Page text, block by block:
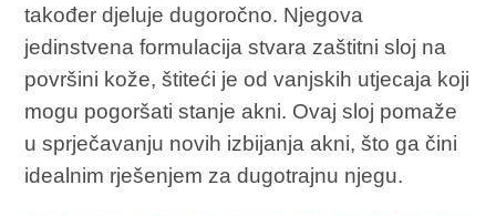
također djeluje dugoročno. Njegova
jedinstvena formulacija stvara zaštitni sloj na
površini kože, štiteći je od vanjskih utjecaja koji
mogu pogoršati stanje akni. Ovaj sloj pomaže
u sprječavanju novih izbijanja akni, što ga čini
idealnim rješenjem za dugotrajnu njegu.